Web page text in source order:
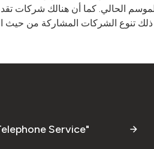
الحالي. كما أن هنالك شركات
Service"